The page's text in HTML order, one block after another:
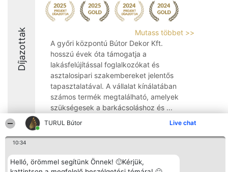
TURUL Bútor Live chat
10:34
Helló, örömmel segítünk Önnek! 🙂Kérjük,
Díjazottak
Mutass többet >>
A győri központú Bútor Dekor Kft.
hosszú évek óta támogatja a
lakásfelújítással foglalkozókat és
asztalosipari szakembereket jelentős
tapasztalatával. A vállalat kínálatában
számos termék megtalálható, amelyek
szükségesek a barkácsoláshoz és ...
9.6
Rangsorszervező
SC Beautiful Company S.R.L.
Népszavazás
Nyertesek Elérhetőség